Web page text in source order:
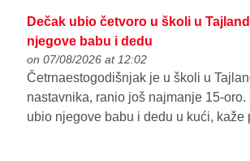
Dečak ubio četvoro u školi u
njegove babu i dedu
on 07/08/2026 at 12:02
Četrnaestogodišnjak je u školi u
nastavnika, ranio još najmanje 15-oro.
ubio njegove babu i dedu u kući, kaže